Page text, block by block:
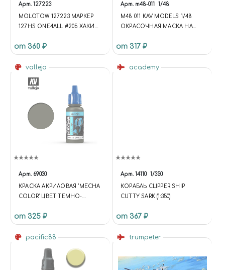
Арт. 127223
MOLOTOW 127223 МАРКЕР
127HS ONE4ALL #205 ХАКИ
от 360 ₽
Арт. m48-011 1/48
M48 011 KAV MODELS 1/48
ОКРАСОЧНАЯ МАСКА НА
от 317 ₽
vallejo
Арт. 69030
КРАСКА АКРИЛОВАЯ "MECHA
COLOR" ЦВЕТ ТЕМНО-
от 325 ₽
academy
Арт. 14110 1/350
КОРАБЛЬ CLIPPER SHIP
CUTTY SARK (1:350)
от 367 ₽
pacific88 trumpeter